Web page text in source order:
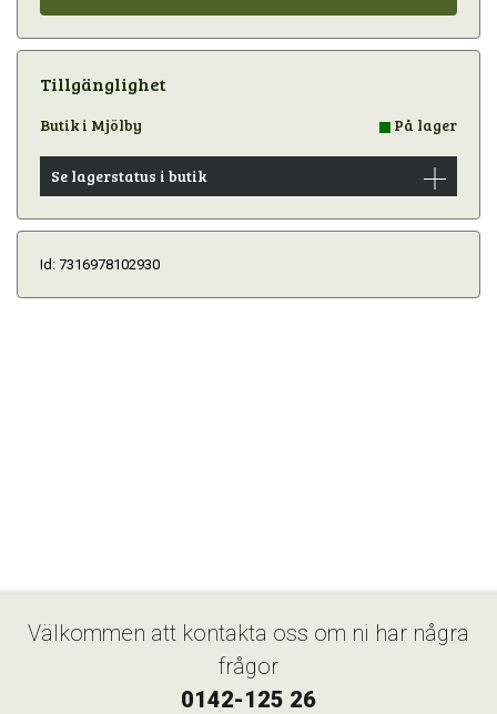
Tillgänglighet
Butik i Mjölby På lager
Se lagerstatus i butik
Id: 7316978102930
Välkommen att kontakta oss om ni har några
frågor
0142-125 26